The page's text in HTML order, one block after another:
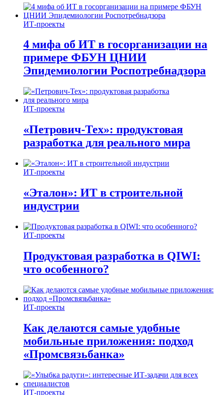
ИТ-проекты
4 мифа об ИТ в госорганизации на
примере ФБУН ЦНИИ
Эпидемиологии Роспотребнадзора
ИТ-проекты
«Петрович-Тех»: продуктовая
разработка для реального мира
ИТ-проекты
«Эталон»: ИТ в строительной
индустрии
ИТ-проекты
Продуктовая разработка в QIWI:
что особенного?
ИТ-проекты
Как делаются самые удобные
мобильные приложения: подход
«Промсвязьбанка»
ИТ-проекты